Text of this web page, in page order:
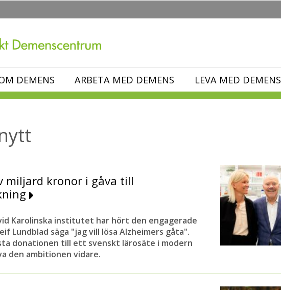
DEMENS ARBETA MED DEMENS LEVA MED DEMENS
miljard kronor i gåva till
Karolinska institutet har hört den engagerade
Lundblad säga "jag vill lösa Alzheimers gåta".
donationen till ett svenskt lärosäte i modern
den ambitionen vidare.